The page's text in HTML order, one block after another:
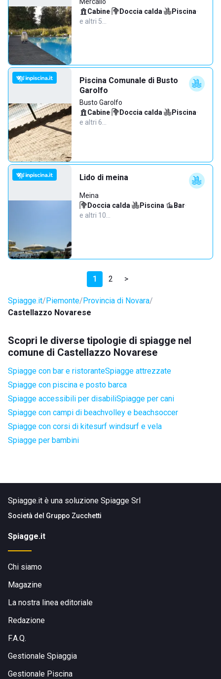
Cabine· Doccia calda· Piscina·
e altri 5…
Piscina Comunale di Busto
Garolfo
Busto Garolfo
Cabine· Doccia calda· Piscina·
e altri 6…
Lido di meina
Meina
Doccia calda· Piscina· Bar·
e altri 10…
1 2 >
Spiagge.it Piemonte Provincia di Novara
Castellazzo Novarese
Scopri le diverse tipologie di spiagge nel
comune di Castellazzo Novarese
Spiagge con bar e ristoranteSpiagge attrezzate
Spiagge con piscina e posto barca
Spiagge accessibili per disabiliSpiagge per cani
Spiagge con campi di beachvolley e beachsoccer
Spiagge con corsi di kitesurf windsurf e vela
Spiagge per bambini
Spiagge.it è una soluzione Spiagge Srl
Società del Gruppo Zucchetti
Spiagge.it
Chi siamo
Magazine
La nostra linea editoriale
Redazione
F.A.Q.
Gestionale Spiaggia
Gestionale Piscina